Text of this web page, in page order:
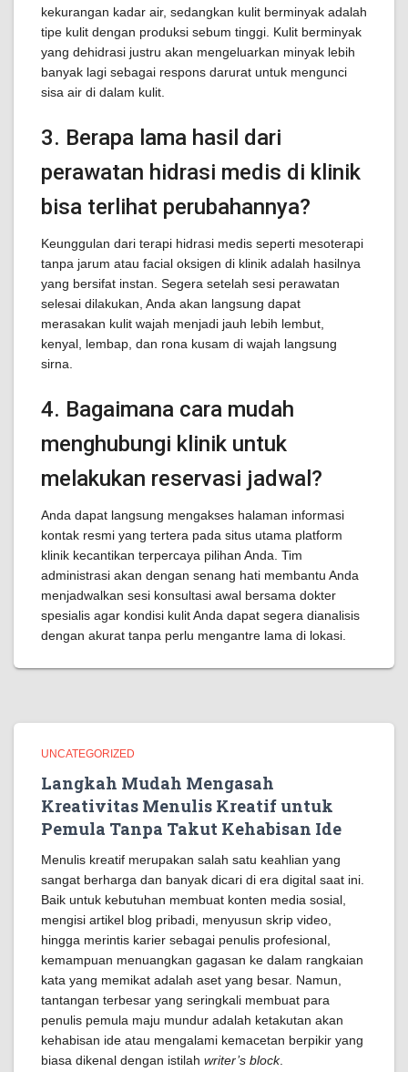
kekurangan kadar air, sedangkan kulit berminyak adalah
tipe kulit dengan produksi sebum tinggi. Kulit berminyak
yang dehidrasi justru akan mengeluarkan minyak lebih
banyak lagi sebagai respons darurat untuk mengunci
sisa air di dalam kulit.
3. Berapa lama hasil dari
perawatan hidrasi medis di klinik
bisa terlihat perubahannya?
Keunggulan dari terapi hidrasi medis seperti mesoterapi
tanpa jarum atau facial oksigen di klinik adalah hasilnya
yang bersifat instan. Segera setelah sesi perawatan
selesai dilakukan, Anda akan langsung dapat
merasakan kulit wajah menjadi jauh lebih lembut,
kenyal, lembap, dan rona kusam di wajah langsung
sirna.
4. Bagaimana cara mudah
menghubungi klinik untuk
melakukan reservasi jadwal?
Anda dapat langsung mengakses halaman informasi
kontak resmi yang tertera pada situs utama platform
klinik kecantikan terpercaya pilihan Anda. Tim
administrasi akan dengan senang hati membantu Anda
menjadwalkan sesi konsultasi awal bersama dokter
spesialis agar kondisi kulit Anda dapat segera dianalisis
dengan akurat tanpa perlu mengantre lama di lokasi.
UNCATEGORIZED
Langkah Mudah Mengasah
Kreativitas Menulis Kreatif untuk
Pemula Tanpa Takut Kehabisan Ide
Menulis kreatif merupakan salah satu keahlian yang
sangat berharga dan banyak dicari di era digital saat ini.
Baik untuk kebutuhan membuat konten media sosial,
mengisi artikel blog pribadi, menyusun skrip video,
hingga merintis karier sebagai penulis profesional,
kemampuan menuangkan gagasan ke dalam rangkaian
kata yang memikat adalah aset yang besar. Namun,
tantangan terbesar yang seringkali membuat para
penulis pemula maju mundur adalah ketakutan akan
kehabisan ide atau mengalami kemacetan berpikir yang
biasa dikenal dengan istilah writer’s block.